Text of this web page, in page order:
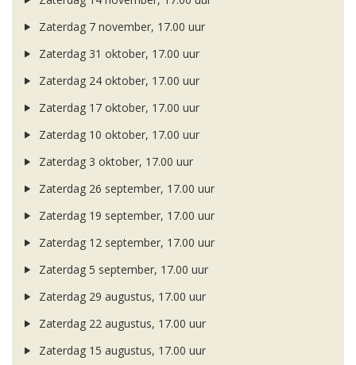
Zaterdag 7 november, 17.00 uur
Zaterdag 31 oktober, 17.00 uur
Zaterdag 24 oktober, 17.00 uur
Zaterdag 17 oktober, 17.00 uur
Zaterdag 10 oktober, 17.00 uur
Zaterdag 3 oktober, 17.00 uur
Zaterdag 26 september, 17.00 uur
Zaterdag 19 september, 17.00 uur
Zaterdag 12 september, 17.00 uur
Zaterdag 5 september, 17.00 uur
Zaterdag 29 augustus, 17.00 uur
Zaterdag 22 augustus, 17.00 uur
Zaterdag 15 augustus, 17.00 uur